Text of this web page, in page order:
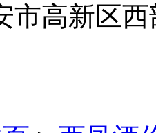
市高新区西